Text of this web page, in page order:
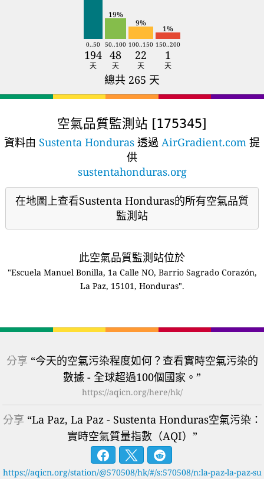
19%
9%
1%
0..50 50..100 100..150 150..200
194 48 22 1
天 天 天 天
總共 265 天
空氣品質監測站 [175345]
資料由 Sustenta Honduras 透過 AirGradient.com 提
供
sustentahonduras.org
在地圖上查看Sustenta Honduras的所有空氣品質
監測站
此空氣品質監測站位於
"Escuela Manuel Bonilla, 1a Calle NO, Barrio Sagrado Corazón,
La Paz, 15101, Honduras".
分享 “今天的空氣污染程度如何？查看實時空氣污染的
數據 - 全球超過100個國家。”
https://aqicn.org/here/hk/
分享 “La Paz, La Paz - Sustenta Honduras空氣污染：
實時空氣質量指數（AQI）”
https://aqicn.org/station/@570508/hk/#/s:570508/n:la-paz-la-paz-su